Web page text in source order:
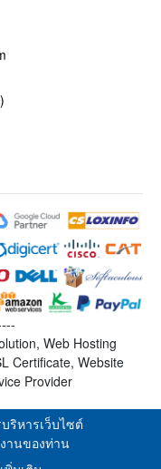
Web Hosting
Certificate, Website
Provider
ริหารเว็บไซต์
านของท่าน